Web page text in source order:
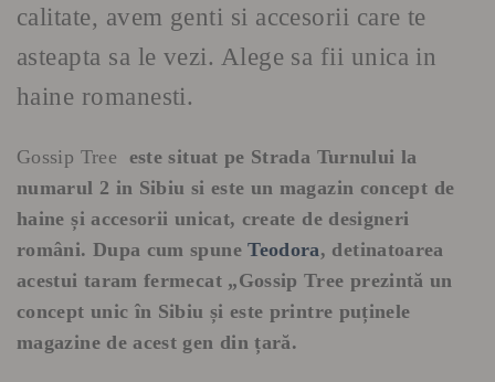
calitate, avem genti si accesorii care te
asteapta sa le vezi. Alege sa fii unica in
haine romanesti.
Gossip Tree este situat pe Strada Turnului la
numarul 2 in Sibiu si este un magazin concept de
haine și accesorii unicat, create de designeri
români. Dupa cum spuneTeodora, detinatoarea
acestui taram fermecat „Gossip Tree prezintă un
concept unic în Sibiu și este printre puținele
magazine de acest gen din țară.